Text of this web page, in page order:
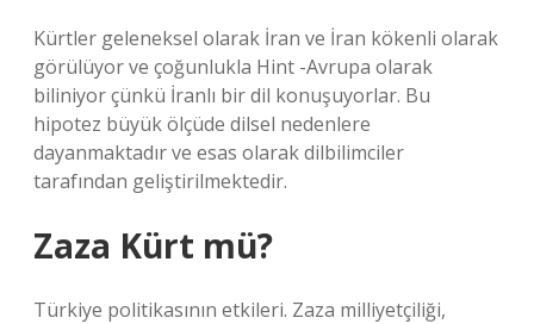
Kürtler geleneksel olarak İran ve İran kökenli olarak
görülüyor ve çoğunlukla Hint -Avrupa olarak
biliniyor çünkü İranlı bir dil konuşuyorlar. Bu
hipotez büyük ölçüde dilsel nedenlere
dayanmaktadır ve esas olarak dilbilimciler
tarafından geliştirilmektedir.
Zaza Kürt mü?
Türkiye politikasının etkileri. Zaza milliyetçiliği,